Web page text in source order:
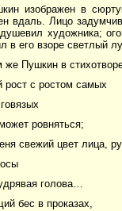
изображен в
вдаль. Лицо
художника;
в его взоре светлый
же Пушкин в
рост с ростом самых
ровняться;
свежий цвет лица,
голова…
бес в проказах,